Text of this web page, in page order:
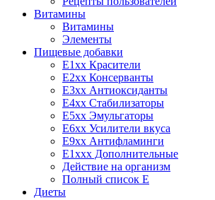
Витамины
Витамины
Элементы
Пищевые добавки
E1xx Красители
E2xx Консерванты
E3xx Антиоксиданты
E4xx Стабилизаторы
E5xx Эмульгаторы
E6xx Усилители вкуса
E9xx Антифламинги
E1xxx Дополнительные
Действие на организм
Полный список E
Диеты